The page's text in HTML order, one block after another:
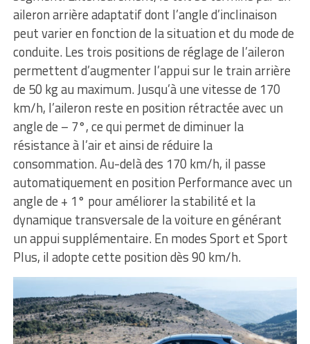
aileron arrière adaptatif dont l’angle d’inclinaison
peut varier en fonction de la situation et du mode de
conduite. Les trois positions de réglage de l’aileron
permettent d’augmenter l’appui sur le train arrière
de 50 kg au maximum. Jusqu’à une vitesse de 170
km/h, l’aileron reste en position rétractée avec un
angle de – 7°, ce qui permet de diminuer la
résistance à l’air et ainsi de réduire la
consommation. Au-delà des 170 km/h, il passe
automatiquement en position Performance avec un
angle de + 1° pour améliorer la stabilité et la
dynamique transversale de la voiture en générant
un appui supplémentaire. En modes Sport et Sport
Plus, il adopte cette position dès 90 km/h.